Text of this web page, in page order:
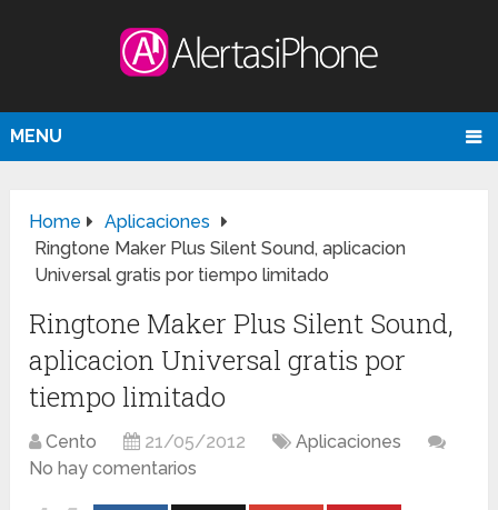
MENU
Home
Aplicaciones
Ringtone Maker Plus Silent Sound, aplicacion
Universal gratis por tiempo limitado
Ringtone Maker Plus Silent Sound,
aplicacion Universal gratis por
tiempo limitado
Cento 21/05/2012
Aplicaciones
No hay comentarios